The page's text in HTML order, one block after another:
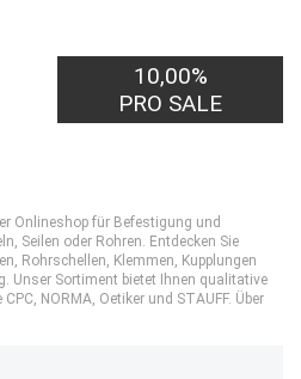
10,00%
PRO SALE
Onlineshop für Befestigung und
Seilen oder Rohren. Entdecken Sie
Rohrschellen, Klemmen, Kupplungen
Unser Sortiment bietet Ihnen qualitative
NORMA, Oetiker und STAUFF. Über